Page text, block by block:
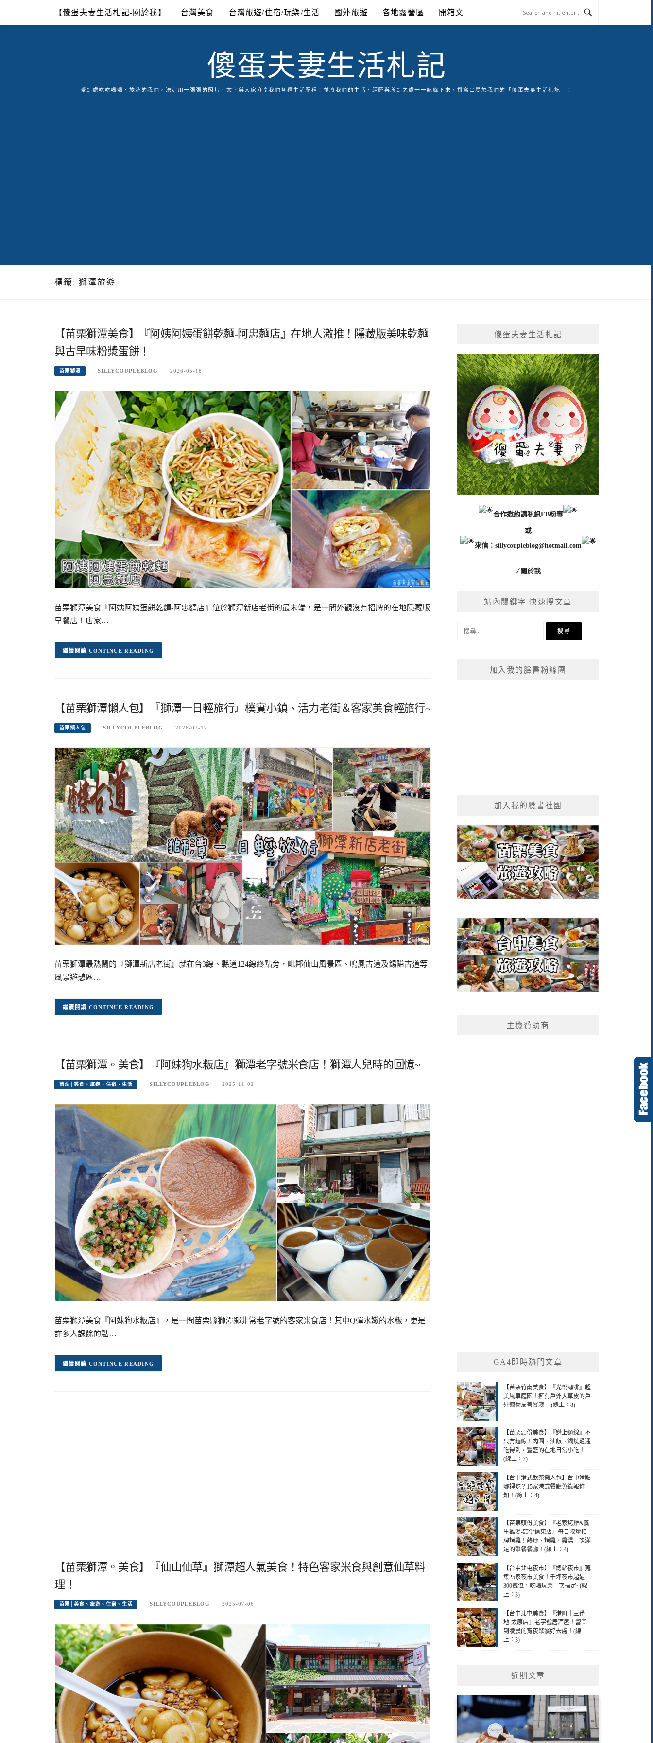
content
【傻蛋夫妻生活札記-關於我】 台灣美食 台灣旅遊/住宿/玩樂/生活 國外旅遊 各地露營區 開箱文
傻蛋夫妻生活札記
愛到處吃吃喝喝、旅遊的我們，決定用一張張的照片、文字與大家分享我們各種生活歷程！並將我們的生活、經歷與所到之處一一記錄下來，撰寫出屬於我們的「傻蛋夫妻生活札記」！
標籤: 獅潭旅遊
【苗栗獅潭美食】『阿姨阿姨蛋餅乾麵-阿忠麵店』在地人激推！隱藏版美味乾麵
與古早味粉漿蛋餅！
苗栗獅潭 SILLYCOUPLEBLOG 2026-05-18
苗栗獅潭美食『阿姨阿姨蛋餅乾麵-阿忠麵店』位於獅潭新店老街的最末端，是一間外觀沒有招牌的在地隱藏版
早餐店！店家…
CONTINUE READING
【苗栗獅潭懶人包】『獅潭一日輕旅行』樸實小鎮、活力老街＆客家美食輕旅行~
苗栗懶人包 SILLYCOUPLEBLOG 2026-02-12
苗栗獅潭最熱鬧的『獅潭新店老街』就在台3線、縣道124線終點旁，毗鄰仙山風景區、鳴鳳古道及錫隘古道等
風景遊憩區…
CONTINUE READING
【苗栗獅潭。美食】『阿妹狗水粄店』獅潭老字號米食店！獅潭人兒時的回憶~
苗栗│美食、旅遊、住宿、生活 SILLYCOUPLEBLOG 2025-11-02
苗栗獅潭美食『阿妹狗水粄店』，是一間苗栗縣獅潭鄉非常老字號的客家米食店！其中Q彈水嫩的水粄，更是
許多人課餘的點…
CONTINUE READING
【苗栗獅潭。美食】『仙山仙草』獅潭超人氣美食！特色客家米食與創意仙草料
理！
苗栗│美食、旅遊、住宿、生活 SILLYCOUPLEBLOG 2025-07-06
傻蛋夫妻生活札記
合作邀約請私訊FB粉專
或
來信： sillycoupleblog@hotmail.com
✓關於我
站內關鍵字 快速搜文章
加入我的臉書粉絲團
加入我的臉書社團
主機贊助商
GA4即時熱門文章
【苗栗竹南美食】『光悅咖啡』超
美風車庭園！擁有戶外大草皮的戶
外寵物友善餐廳~~(線上：8)
【苗栗頭份美食】『戀上麵線』不
只有麵線！肉圓、油飯、鍋燒通通
吃得到，豐盛的在地日常小吃！
(線上：7)
【台中港式飲茶懶人包】台中港點
哪裡吃？15家港式餐廳蒐錄報你
知！(線上：4)
【苗栗頭份美食】『老家烤雞&養
生雞湯-頭份信東店』每日限量招
牌烤雞！熱炒、烤雞、雞湯一次滿
足的聚餐餐廳！(線上：4)
【台中北屯夜市】『總站夜市』蒐
集25家夜市美食！千坪夜市超過
300攤位，吃喝玩樂一次搞定~(線
上：3)
【台中北屯美食】『港町十三番
地-太原店』老字號居酒屋！營業
到凌晨的宵夜聚餐好去處！(線
上：3)
近期文章